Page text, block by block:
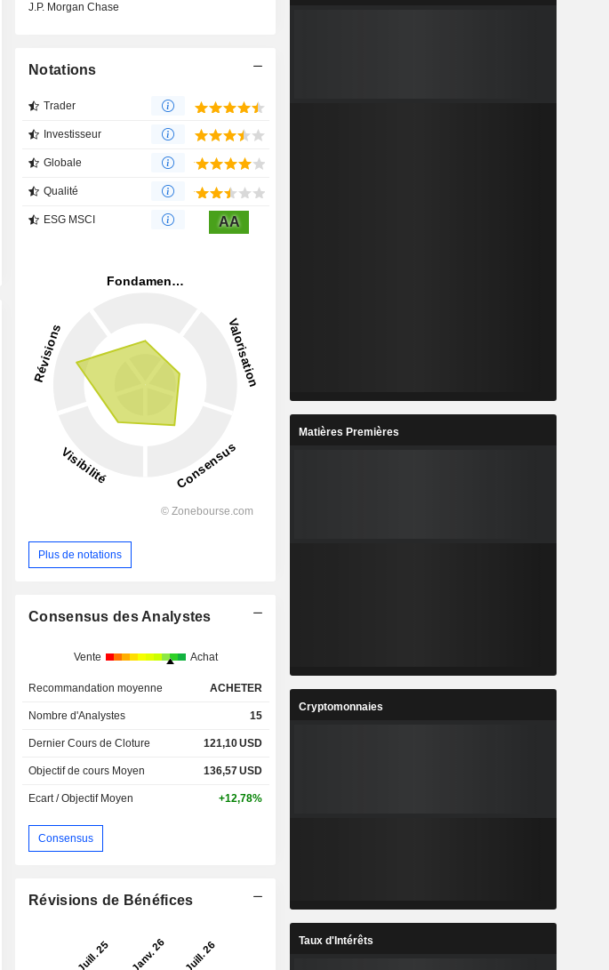
Divergence
analystes
Ecart obj.
/ dr
+14,93%
+14,08%
+28,39%
J.P. Morgan Chase
Notations
Trader
Investisseur
Globale
Qualité
ESG MSCI AA
Plus de notations
Consensus des Analystes
Vente Achat
Recommandation moyenne ACHETER
Nombre d'Analystes 15
Dernier Cours de Cloture 121,10USD
Objectif de cours Moyen 136,57USD
Ecart / Objectif Moyen +12,78%
Consensus
Révisions de Bénéfices
Matières Premières
Cryptomonnaies
Taux d'Intérêts